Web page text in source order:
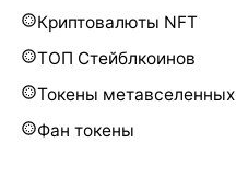
Криптовалюты NFT
ТОП Стейблкоинов
Токены метавселенных
Фан токены